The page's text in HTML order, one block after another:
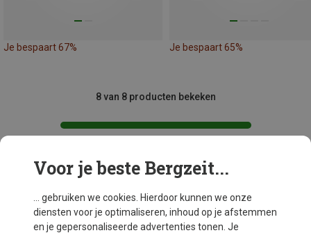
Je bespaart 67% Je bespaart 65%
8 van 8 producten bekeken
Mogelijk interessant voor je
Voor je beste Bergzeit...
... gebruiken we cookies. Hierdoor kunnen we onze
diensten voor je optimaliseren, inhoud op je afstemmen
en je gepersonaliseerde advertenties tonen. Je